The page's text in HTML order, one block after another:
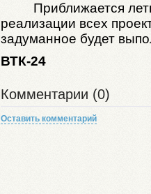
Приближается
реализации всех
задуманное будет
ВТК-24
Комментарии (0)
Оставить комментарий